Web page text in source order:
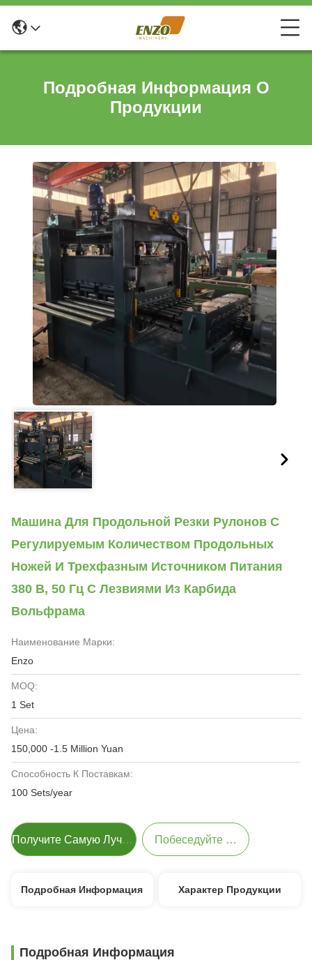
Подробная Информация О
Продукции
Машина Для Продольной Резки Рулонов С
Регулируемым Количеством Продольных
Ножей И Трехфазным Источником Питания
380 В, 50 Гц С Лезвиями Из Карбида
Вольфрама
Наименование Марки:
Enzo
MOQ:
1 Set
Цена:
150,000 -1.5 Million Yuan
Способность К Поставкам:
100 Sets/year
Получите Самую Лучшую Цену Побеседуйте Теперь
Подробная Информация Характер Продукции
Подробная Информация